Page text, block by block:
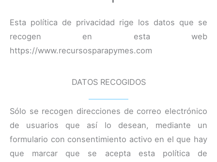
Esta política de privacidad rige los datos que se
recogen en esta web
https://www.recursosparapymes.com
DATOS RECOGIDOS
Sólo se recogen direcciones de correo electrónico
de usuarios que así lo desean, mediante un
formulario con consentimiento activo en el que hay
que marcar que se acepta esta política de